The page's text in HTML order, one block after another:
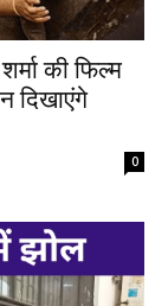
की फिल्म
दिखाएंगे
0